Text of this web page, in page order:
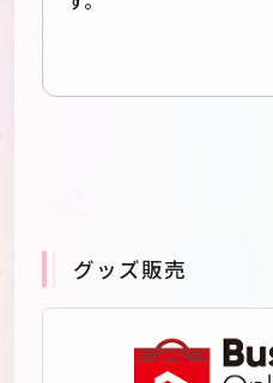
グッズ販売